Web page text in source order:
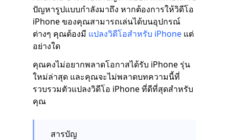
ปัญหารูปแบบกำลังมาถึง หากต้องการให้วิดีโอ
iPhone ของคุณสามารถเล่นได้บนอุปกรณ์
ต่างๆ คุณต้องมี แปลงวิดีโอสำหรับ iPhone แต่
อย่างใด
คุณคงไม่อยากพลาดโอกาสได้รับ iPhone รุ่น
ใหม่ล่าสุด และคุณจะไม่พลาดบทความนี้ที่
รวบรวมตัวแปลงวิดีโอ iPhone ที่ดีที่สุดสำหรับ
คุณ
สารบัญ